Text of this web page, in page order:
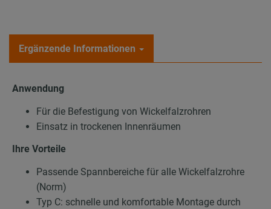
Ergänzende Informationen
Anwendung
Für die Befestigung von Wickelfalzrohren
Einsatz in trockenen Innenräumen
Ihre Vorteile
Passende Spannbereiche für alle Wickelfalzrohre
(Norm)
Typ C: schnelle und komfortable Montage durch